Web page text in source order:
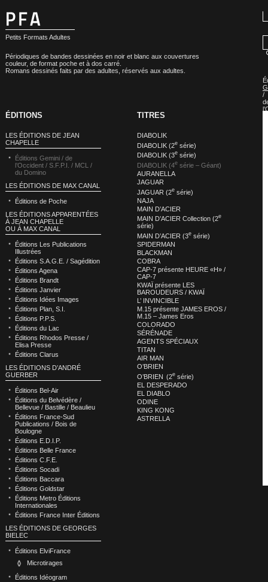
Petits Formats Adultes
Périodiques de bandes dessinées en noir et blanc aux couvertures
couleur, de format poche et à dos carré.
Romans dessinés faits par des adultes, réservés aux adultes.
/
ÉDITIONS
LES ÉDITIONS DE JEAN
CHAPELLE
Éditions Gemini / de
l’Occident / S.F.P.I. / MCL /
du Domino
LES ÉDITIONS DE MAX CANAL
Éditions de Poche
LES ÉDITIONS APPARENTÉES
À JEAN CHAPELLE
OU À MAX CANAL
Éditions Les Publications
Illustrées
Éditions S.A.G.E. / Sagédition
Éditions Agena
Éditions Brandt
Éditions Janvier
Éditions Idées Images
Éditions Plan, S.I.
Éditions P.P.S.
Éditions du Lac
Éditions Rhodos Presse /
Elisa Presse
Éditions Clarus
LES ÉDITIONS D’ANDRÉ
GUERBER
Éditions Bel-Air
Éditions du Belvédère /
Bellevue / Bastille / Beaulieu
Éditions France-Sud
Publications / Bois de
Boulogne
Éditions E.D.I.P.
Éditions Belle France
Éditions C.F.E.
Éditions Socadi
Éditions Baccara
Éditions Goldstar
Éditions Metro Éditions
Internationales
Éditions France Inter Éditions
LES ÉDITIONS DE GEORGES
BIELEC
Éditions ElviFrance
Microtirages
Éditions Idéogram
TITRES
DIABOLIK
DIABOLIK (2esérie)
DIABOLIK (3esérie)
DIABOLIK (4esérie – Géant)
AURANELLA
JAGUAR
JAGUAR (2esérie)
NAJA
MAIN D’ACIER
MAIN D’ACIER Collection (2e
série)
MAIN D’ACIER (3esérie)
SPIDERMAN
BLACKMAN
COBRA
CAP-7 présente HEURE «H» /
CAP-7
KWAÏ présente LES
BAROUDEURS / KWAÏ
L’ INVINCIBLE
M.15 présente JAMES EROS /
M.15 – James Eros
COLORADO
SÉRÉNADE
AGENTS SPÉCIAUX
TITAN
AIR MAN
O’BRIEN
O’BRIEN (2esérie)
EL DESPERADO
EL DIABLO
ODINE
KING KONG
ASTRELLA